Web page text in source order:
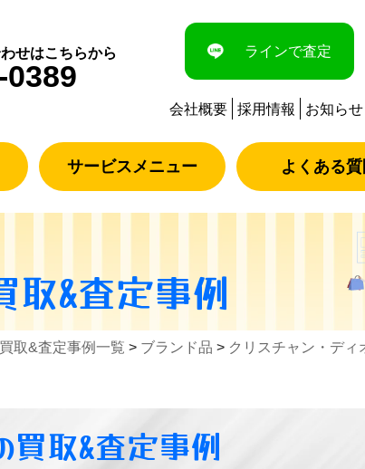
せはこちらから
0389
ラインで査定
会社概要 採用情報 お知らせ
サービスメニュー よくある質
取&査定事例
買取&査定事例一覧 > ブランド品 > クリスチャン・ディ
買取&査定事例